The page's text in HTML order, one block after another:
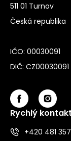
511 01 Turnov
Česká republika
IČO: 00030091
DIČ: CZ00030091
Rychlý kontakt
+420 481